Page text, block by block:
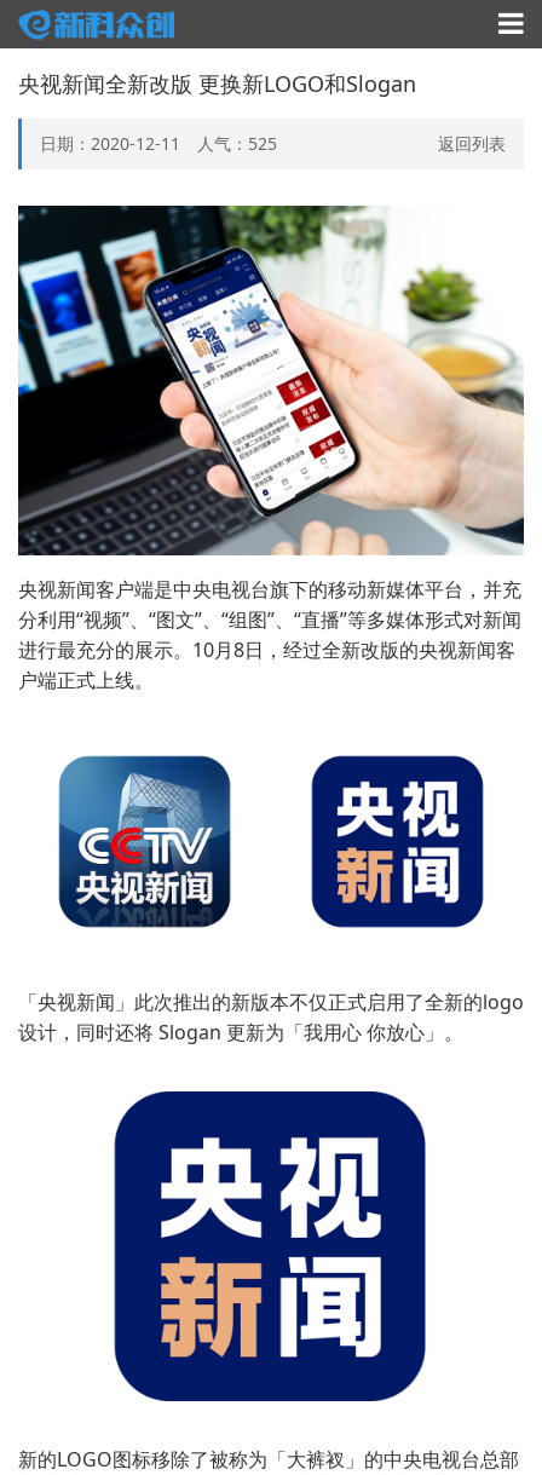
央视新闻全新改版 更换新LOGO和Slogan
日期：2020-12-11 人气： 525 返回列表
央视新闻客户端是中央电视台旗下的移动新媒体平台，并充
分利用“视频”、“图文”、“组图”、“直播”等多媒体形式对新闻
进行最充分的展示。10月8日，经过全新改版的央视新闻客
户端正式上线。
「央视新闻」此次推出的新版本不仅正式启用了全新的logo
设计，同时还将 Slogan 更新为「我用心 你放心」。
新的LOGO图标移除了被称为「大裤衩」的中央电视台总部